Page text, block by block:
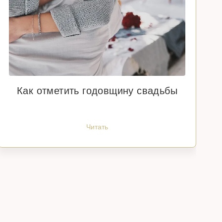
Как отметить годовщину свадьбы
Читать